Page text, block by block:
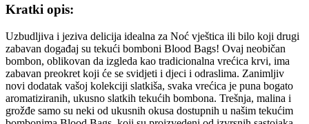
Kratki opis:
Uzbudljiva i jeziva delicija idealna za Noć vještica ili bilo koji drugi
zabavan događaj su tekući bomboni Blood Bags! Ovaj neobičan
bombon, oblikovan da izgleda kao tradicionalna vrećica krvi, ima
zabavan preokret koji će se svidjeti i djeci i odraslima. Zanimljiv
novi dodatak vašoj kolekciji slatkiša, svaka vrećica je puna bogato
aromatiziranih, ukusno slatkih tekućih bombona. Trešnja, malina i
grožđe samo su neki od ukusnih okusa dostupnih u našim tekućim